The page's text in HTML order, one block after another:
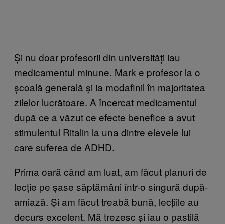
Și nu doar profesorii din universități iau
medicamentul minune. Mark e profesor la o
școală generală și ia modafinil în majoritatea
zilelor lucrătoare. A încercat medicamentul
după ce a văzut ce efecte benefice a avut
stimulentul Ritalin la una dintre elevele lui
care suferea de ADHD.
Prima oară când am luat, am făcut planuri de
lecție pe șase săptămâni într-o singură după-
amiază. Și am făcut treabă bună, lecțiile au
decurs excelent. Mă trezesc și iau o pastilă